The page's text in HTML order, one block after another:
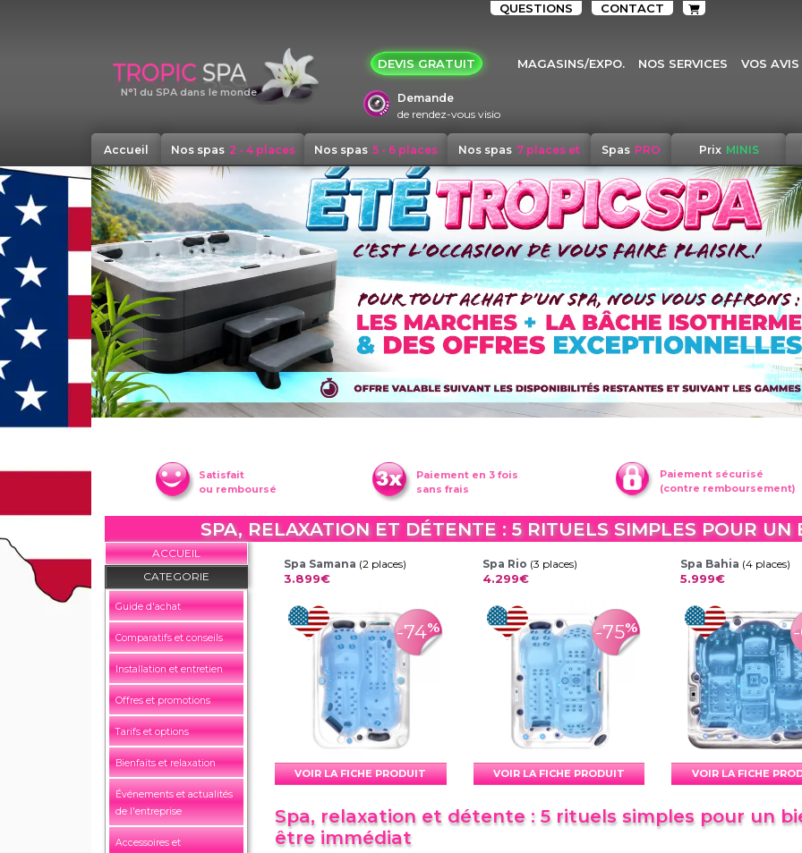
QUESTIONS CONTACT
N°1 du SPA dans le monde
DEVIS GRATUIT MAGASINS/EXPO. NOS SERVICES VOS AVIS
Demande
de rendez-vous visio
Accueil Nos spas 2 - 4 places Nos spas 5 - 6 places Nos spas 7 places et
+
Spas PRO Prix MINIS
Satisfait
ou remboursé
Paiement en 3 fois
sans frais
Paiement sécurisé
(contre remboursement)
SPA, RELAXATION ET DÉTENTE : 5 RITUELS SIMPLES POUR
ACCUEIL
CATEGORIE
Guide d'achat
Comparatifs et conseils
Installation et entretien
Offres et promotions
Tarifs et options
Bienfaits et relaxation
Événements et actualités
de l'entreprise
Accessoires et
Spa Samana (2 places)
3.899€
-74%
VOIR LA FICHE PRODUIT
Spa Rio (3 places)
4.299€
-75%
VOIR LA FICHE PRODUIT
Spa Bahia (4 places)
5.999€
VOIR LA FICHE
Spa, relaxation et détente : 5 rituels simples pour un
être immédiat